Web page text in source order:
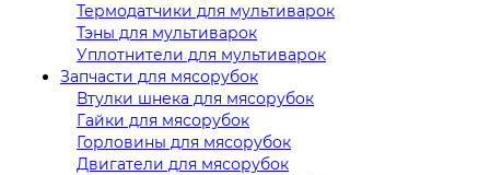
Термодатчики для мультиварок
Тэны для мультиварок
Уплотнители для мультиварок
Запчасти для мясорубок
Втулки шнека для мясорубок
Гайки для мясорубок
Горловины для мясорубок
Двигатели для мясорубок